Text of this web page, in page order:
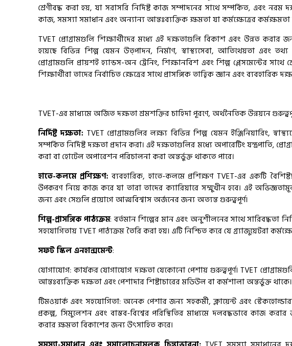
শ্রেণীবদ্ধ করা হয়, যা সরাসরি নির্দিষ্ট কাজ সম্পাদনের সাথে সম্পর্কিত, এবং
কাজ, সমস্যা সমাধান এবং অন্যান্য আন্তঃব্যক্তিক ক্ষমতা যা কর্মক্ষেত্রের কর্মক্ষমতা
TVET প্রোগ্রামগুলি শিক্ষার্থীদের মধ্যে এই দক্ষতাগুলি বিকাশ এবং উন্নত করার
হয়েছে বিভিন্ন শিল্প যেমন উত্পাদন, নির্মাণ, স্বাস্থ্যসেবা, আতিথেয়তা এবং
প্রোগ্রামগুলি প্রায়শই হ্যান্ডস-অন ট্রেনিং, শিক্ষানবিশ এবং শিল্প প্লেসমেন্টের সাথে
শিক্ষার্থীরা তাদের নির্বাচিত ক্ষেত্রের সাথে প্রাসঙ্গিক তাত্ত্বিক জ্ঞান এবং
TVET-এর মাধ্যমে অর্জিত দক্ষতা শ্রমশক্তির চাহিদা পূরণে, অর্থনৈতিক উন্নয়নে
নির্দিষ্ট দক্ষতা: TVET প্রোগ্রামগুলির লক্ষ্য বিভিন্ন শিল্প যেমন ইঞ্জিনিয়ারিং,
সম্পর্কিত নির্দিষ্ট দক্ষতা প্রদান করা। এই দক্ষতাগুলির মধ্যে অপারেটিং যন্ত্রপাতি,
করা বা হোটেল অপারেশন পরিচালনা করা অন্তর্ভুক্ত থাকতে পারে।
হাতে-কলমে প্রশিক্ষণ:ব্যবহারিক, হাতে-কলমে প্রশিক্ষণ TVET-এর একটি
উপকরণ নিয়ে কাজ করে যা তারা তাদের ক্যারিয়ারে সম্মুখীন হবে। এই
জন্য এবং সেগুলি প্রয়োগে আত্মবিশ্বাস অর্জনের জন্য অত্যন্ত গুরুত্বপূর্ণ।
শিল্প-প্রাসঙ্গিক পাঠ্যক্রম: বর্তমান শিল্পের মান এবং অনুশীলনের সাথে সারিবদ্ধতা
সহযোগিতায় TVET পাঠ্যক্রম তৈরি করা হয়। এটি নিশ্চিত করে যে গ্র্যাজুয়েটরা
সফট স্কিল এনহান্সমেন্ট:
যোগাযোগ: কার্যকর যোগাযোগ দক্ষতা যেকোনো পেশায় গুরুত্বপূর্ণ। TVET
আন্তঃব্যক্তিক দক্ষতা এবং পেশাদার শিষ্টাচারের মডিউল বা কর্মশালা অন্তর্ভুক্ত থাকে।
টিমওয়ার্ক এবং সহযোগিতা: অনেক পেশার জন্য সহকর্মী, ক্লায়েন্ট এবং
প্রকল্প, সিমুলেশন এবং বাস্তব-বিশ্বের পরিস্থিতির মাধ্যমে দলবদ্ধভাবে কাজ
করার ক্ষমতা বিকাশের জন্য উৎসাহিত করে।